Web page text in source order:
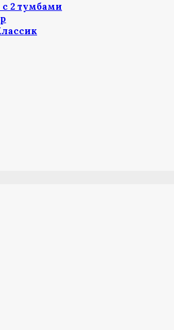
2 тумбами